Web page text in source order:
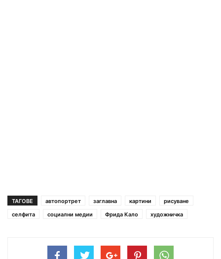
ТАГОВЕ автопортрет заглавна картини
рисуване
селфита
социални медии Фрида Кало художничка